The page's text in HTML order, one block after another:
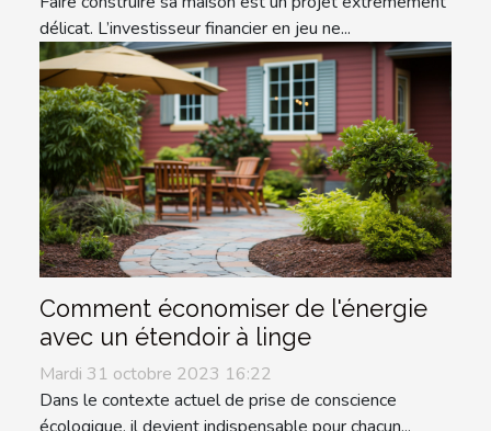
délicat. L’investisseur financier en jeu ne...
Comment économiser de l'énergie
avec un étendoir à linge
Mardi 31 octobre 2023 16:22
Dans le contexte actuel de prise de conscience